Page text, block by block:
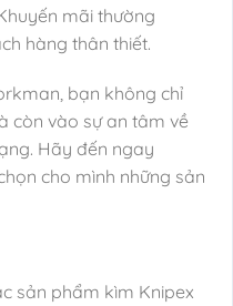
mãi thường
hàng thân thiết.
bạn không chỉ
còn vào sự an tâm về
Hãy đến ngay
cho mình những sản
sản phẩm kìm Knipex